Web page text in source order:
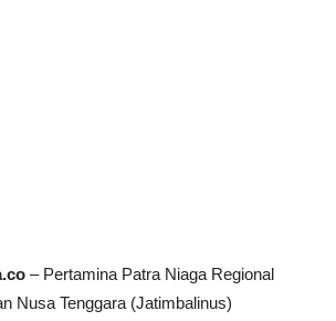
– Pertamina Patra Niaga Regional
Nusa Tenggara (Jatimbalinus)